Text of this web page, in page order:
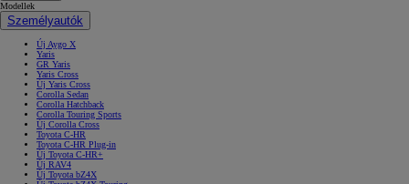
Modellek
Személyautók
Új Aygo X
Yaris
GR Yaris
Yaris Cross
Új Yaris Cross
Corolla Sedan
Corolla Hatchback
Corolla Touring Sports
Új Corolla Cross
Toyota C-HR
Toyota C-HR Plug-in
Új Toyota C-HR+
Új RAV4
Új Toyota bZ4X